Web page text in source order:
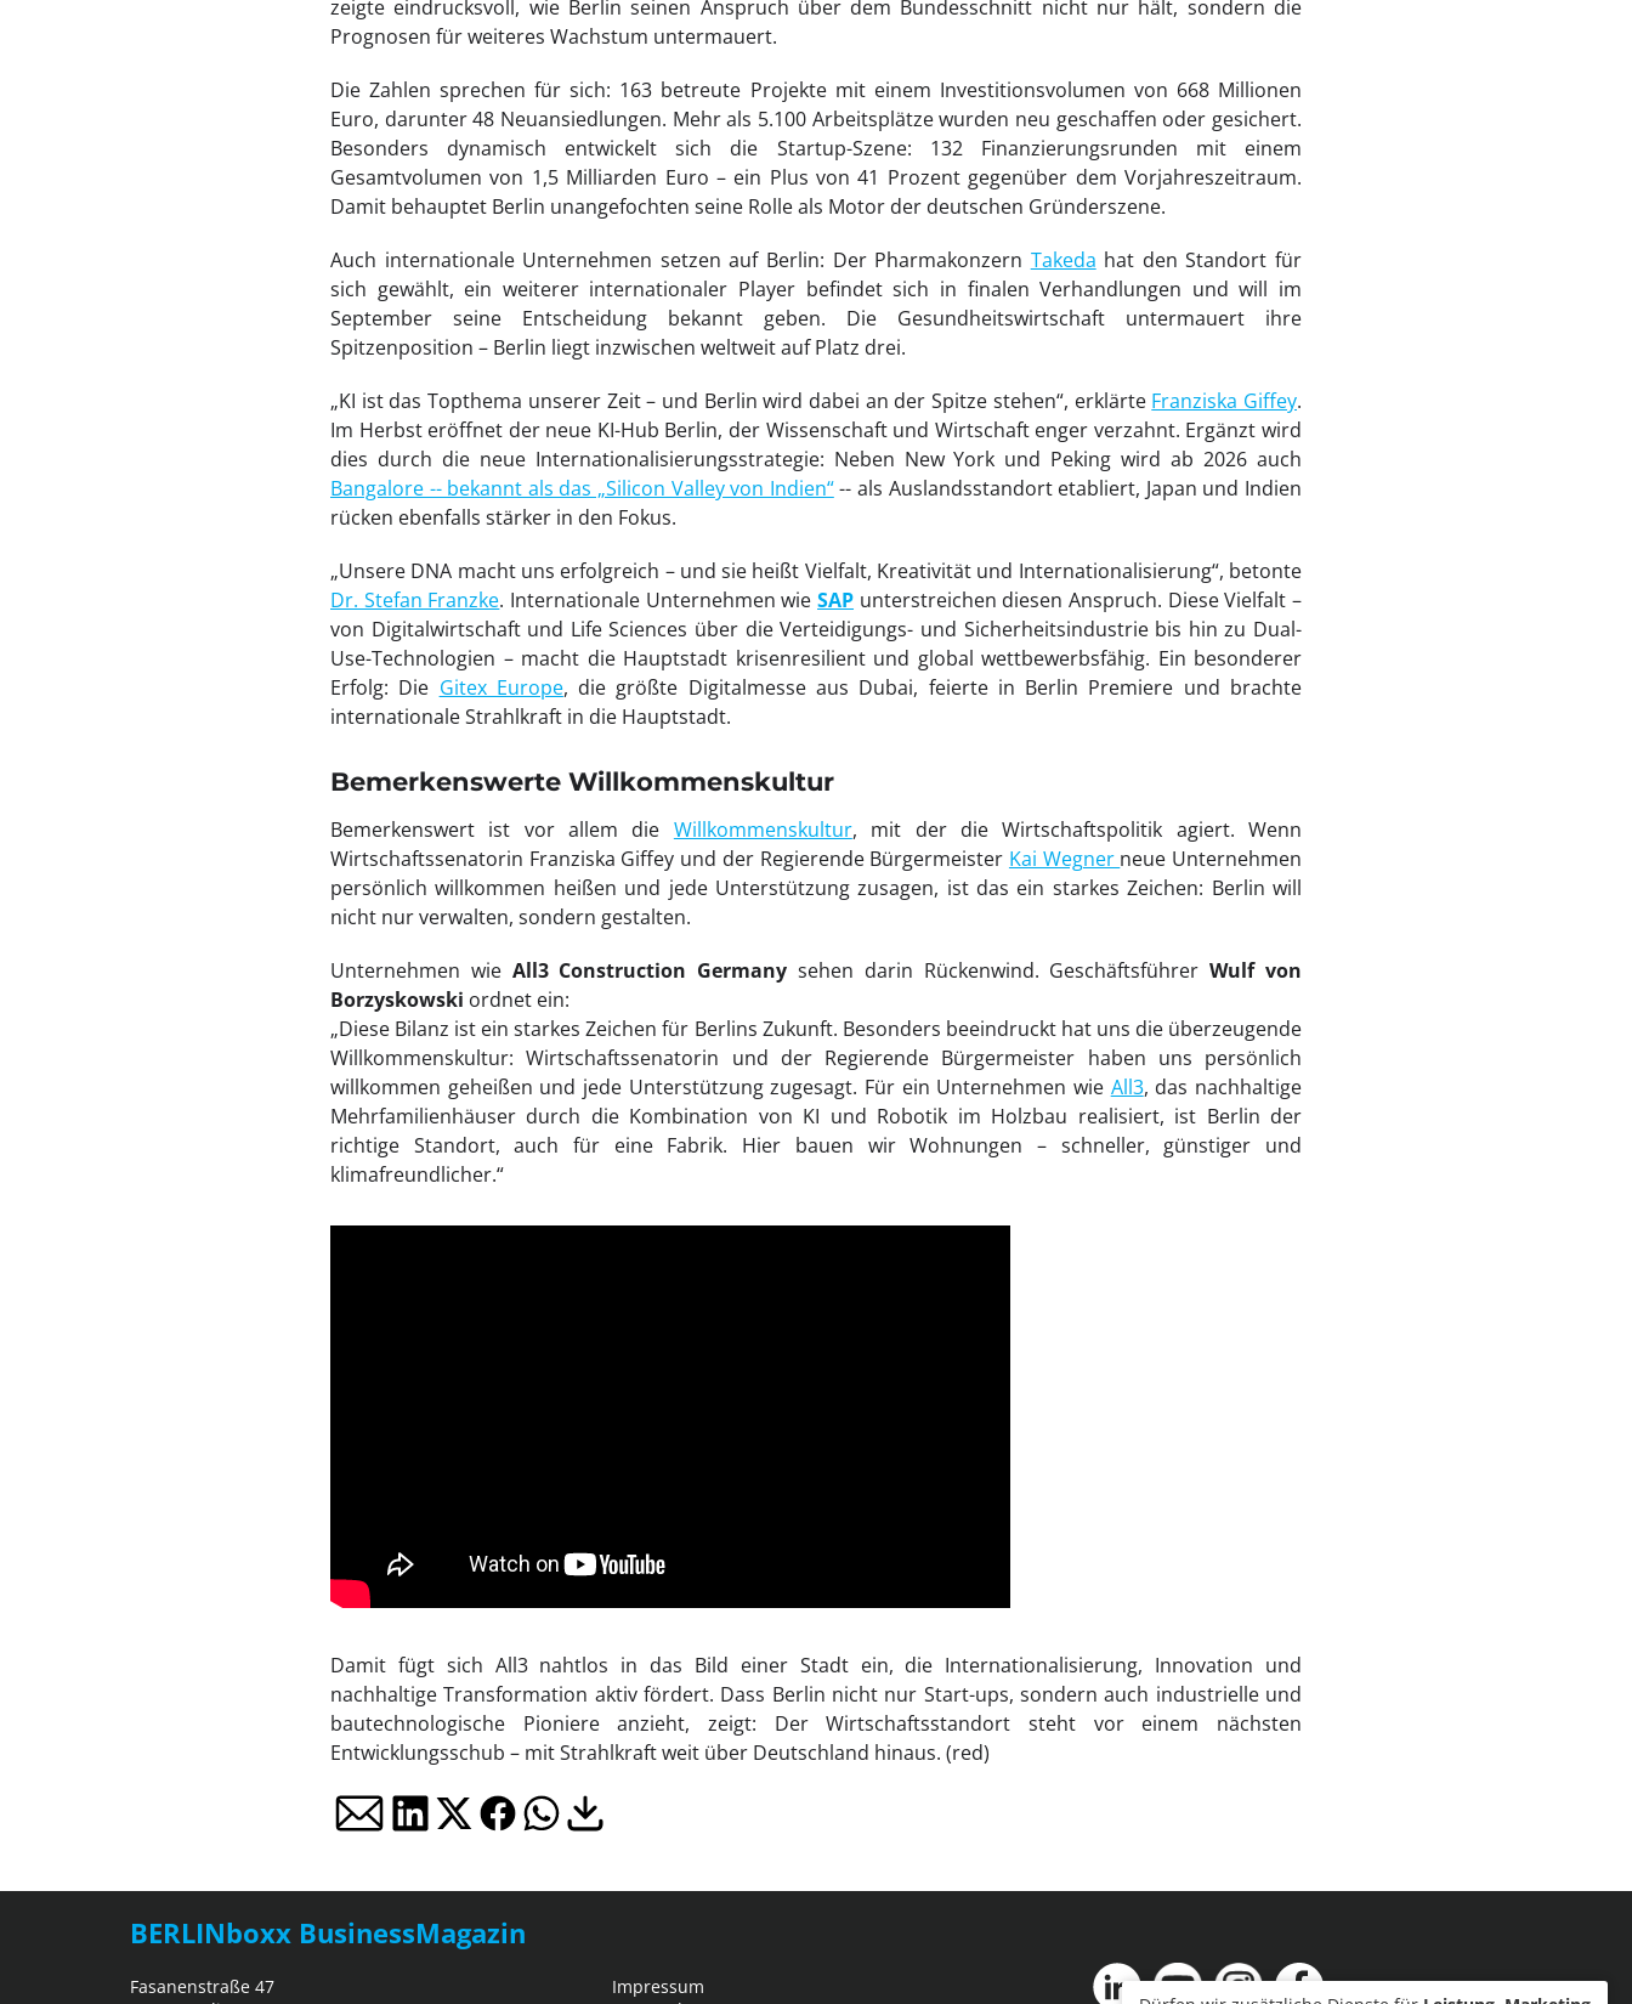
zeigte eindrucksvoll, wie Berlin seinen Anspruch über dem Bundesschnitt nicht nur hält, sondern die
Prognosen für weiteres Wachstum untermauert.
Die Zahlen sprechen für sich: 163 betreute Projekte mit einem Investitionsvolumen von 668 Millionen
Euro, darunter 48 Neuansiedlungen. Mehr als 5.100 Arbeitsplätze wurden neu geschaffen oder gesichert.
Besonders dynamisch entwickelt sich die Startup-Szene: 132 Finanzierungsrunden mit einem
Gesamtvolumen von 1,5 Milliarden Euro – ein Plus von 41 Prozent gegenüber dem Vorjahreszeitraum.
Damit behauptet Berlin unangefochten seine Rolle als Motor der deutschen Gründerszene.
Auch internationale Unternehmen setzen auf Berlin: Der Pharmakonzern Takeda hat den Standort für
sich gewählt, ein weiterer internationaler Player befindet sich in finalen Verhandlungen und will im
September seine Entscheidung bekannt geben. Die Gesundheitswirtschaft untermauert ihre
Spitzenposition – Berlin liegt inzwischen weltweit auf Platz drei.
„KI ist das Topthema unserer Zeit – und Berlin wird dabei an der Spitze stehen“, erklärte Franziska Giffey.
Im Herbst eröffnet der neue KI-Hub Berlin, der Wissenschaft und Wirtschaft enger verzahnt. Ergänzt wird
dies durch die neue Internationalisierungsstrategie: Neben New York und Peking wird ab 2026 auch
Bangalore -- bekannt als das „Silicon Valley von Indien“-- als Auslandsstandort etabliert, Japan und Indien
rücken ebenfalls stärker in den Fokus.
„Unsere DNA macht uns erfolgreich – und sie heißt Vielfalt, Kreativität und Internationalisierung“, betonte
Dr. Stefan Franzke. Internationale Unternehmen wieSAP unterstreichen diesen Anspruch. Diese Vielfalt –
von Digitalwirtschaft und Life Sciences über die Verteidigungs- und Sicherheitsindustrie bis hin zu Dual-
Use-Technologien – macht die Hauptstadt krisenresilient und global wettbewerbsfähig. Ein besonderer
Erfolg: Die Gitex Europe, die größte Digitalmesse aus Dubai, feierte in Berlin Premiere und brachte
internationale Strahlkraft in die Hauptstadt.
Bemerkenswerte Willkommenskultur
Bemerkenswert ist vor allem die Willkommenskultur, mit der die Wirtschaftspolitik agiert. Wenn
Wirtschaftssenatorin Franziska Giffey und der Regierende Bürgermeister Kai Wegner neue Unternehmen
persönlich willkommen heißen und jede Unterstützung zusagen, ist das ein starkes Zeichen: Berlin will
nicht nur verwalten, sondern gestalten.
Unternehmen wie All3 Construction Germany sehen darin Rückenwind. GeschäftsführerWulf von
Borzyskowski ordnet ein:
„Diese Bilanz ist ein starkes Zeichen für Berlins Zukunft. Besonders beeindruckt hat uns die überzeugende
Willkommenskultur: Wirtschaftssenatorin und der Regierende Bürgermeister haben uns persönlich
willkommen geheißen und jede Unterstützung zugesagt. Für ein Unternehmen wie All3, das nachhaltige
Mehrfamilienhäuser durch die Kombination von KI und Robotik im Holzbau realisiert, ist Berlin der
richtige Standort, auch für eine Fabrik. Hier bauen wir Wohnungen – schneller, günstiger und
klimafreundlicher.“
Damit fügt sich All3 nahtlos in das Bild einer Stadt ein, die Internationalisierung, Innovation und
nachhaltige Transformation aktiv fördert. Dass Berlin nicht nur Start-ups, sondern auch industrielle und
bautechnologische Pioniere anzieht, zeigt: Der Wirtschaftsstandort steht vor einem nächsten
Entwicklungsschub – mit Strahlkraft weit über Deutschland hinaus. (red)
BERLINboxx BusinessMagazin
Fasanenstraße 47
Impressum